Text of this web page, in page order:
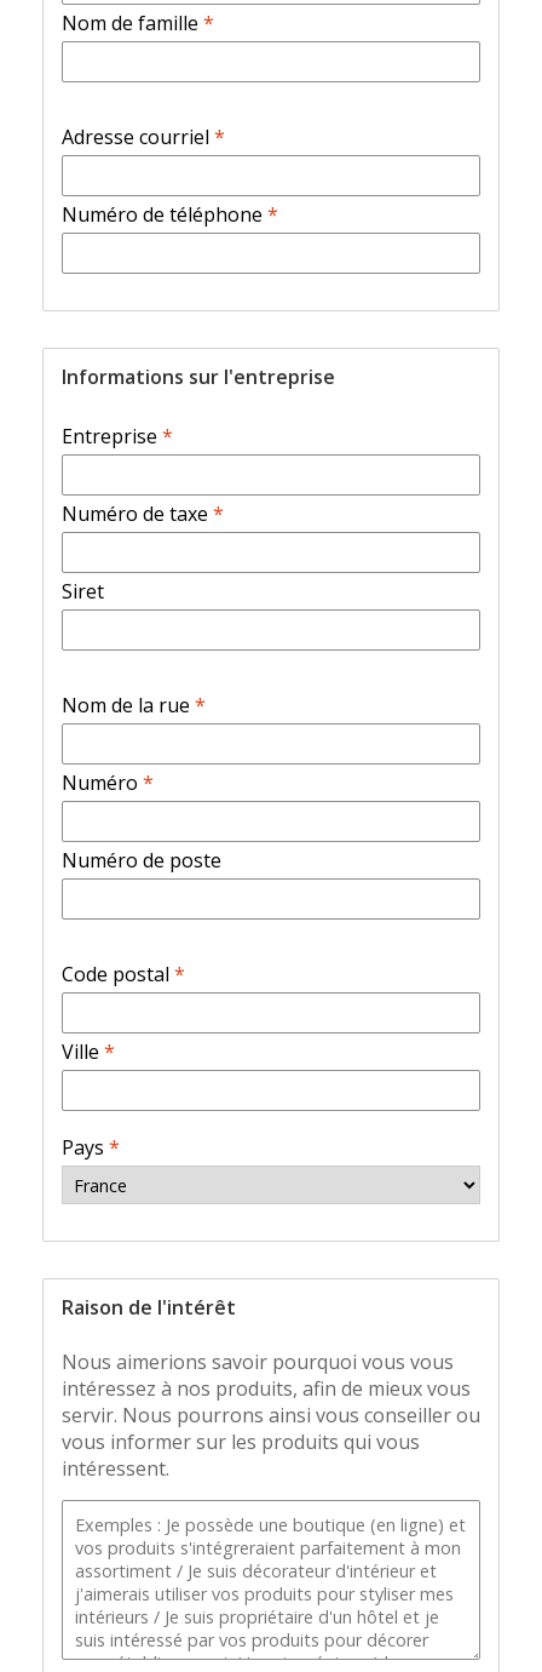
Nom de famille *
Adresse courriel *
Numéro de téléphone *
Informations sur l'entreprise
Entreprise *
Numéro de taxe *
Siret
Nom de la rue *
Numéro *
Numéro de poste
Code postal *
Ville *
Pays *
Raison de l'intérêt
Nous aimerions savoir pourquoi vous vous
intéressez à nos produits, afin de mieux vous
servir. Nous pourrons ainsi vous conseiller ou
vous informer sur les produits qui vous
intéressent.